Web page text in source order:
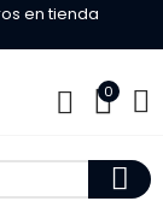
en tienda
0